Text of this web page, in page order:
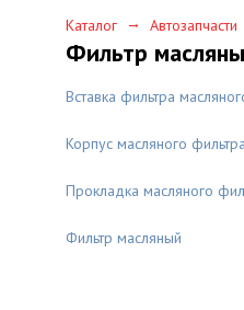
Каталог → Автозапчасти
Фильтр
Вставка фильтра
Корпус масляного фильтра
Прокладка масляного
Фильтр масляный